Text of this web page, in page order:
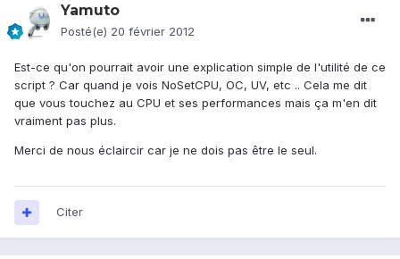
Yamuto
Posté(e) 20 février 2012
Est-ce qu'on pourrait avoir une explication simple de l'utilité de ce
script ? Car quand je vois NoSetCPU, OC, UV, etc .. Cela me dit
que vous touchez au CPU et ses performances mais ça m'en dit
vraiment pas plus.
Merci de nous éclaircir car je ne dois pas être le seul.
Citer